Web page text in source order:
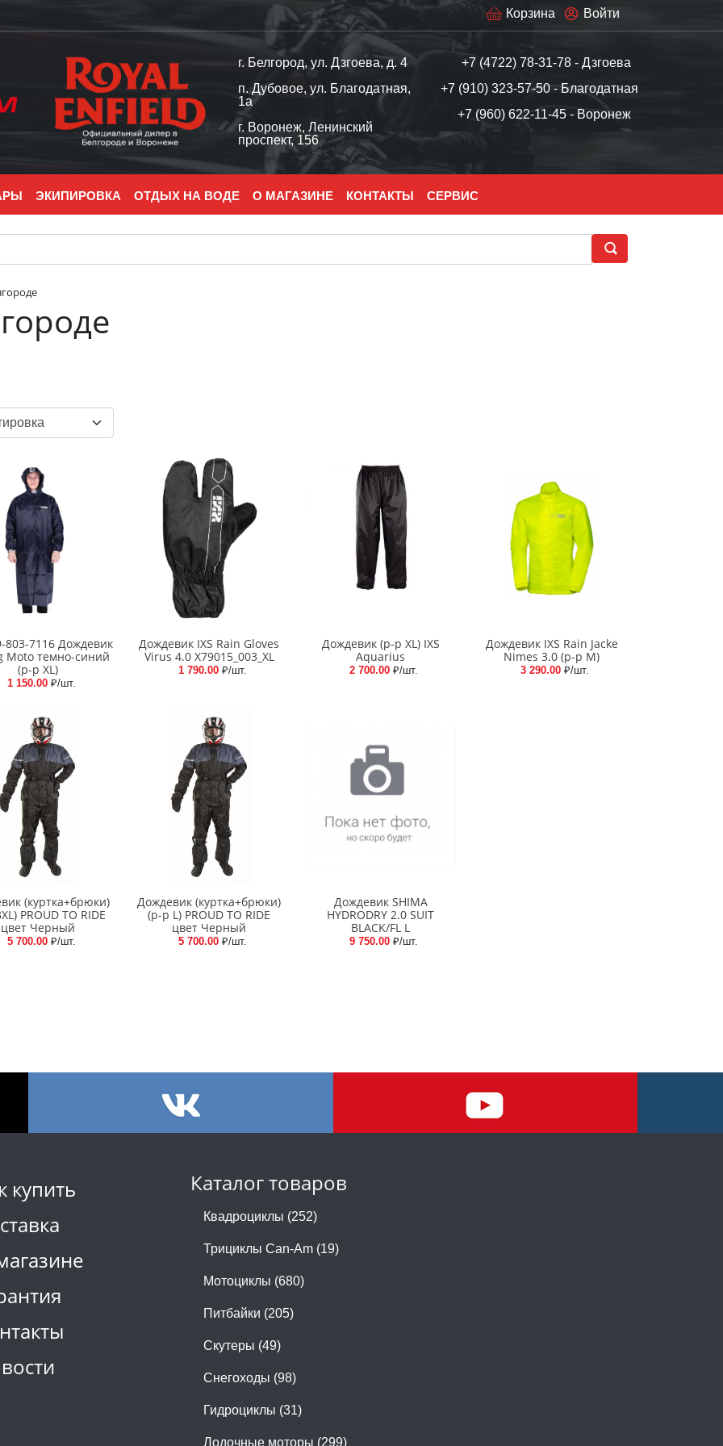
Войти
Корзина
г. Белгород, ул. Дзгоева, д. 4
п. Дубовое, ул. Благодатная,
1а
г. Воронеж, Ленинский
проспект, 156
+7 (4722) 78-31-78 - Дзгоева
+7 (910) 323-57-50 - Благодатная
+7 (960) 622-11-45 - Воронеж
ЭКИПИРОВКА ОТДЫХ НА ВОДЕ О МАГАЗИНЕ КОНТАКТЫ СЕРВИС
803-7116 Дождевик
Moto темно-синий
(р-р XL)
1 150.00 ₽/шт.
Дождевик IXS Rain Gloves
Virus 4.0 X79015_003_XL
1 790.00 ₽/шт.
Дождевик (р-р XL) IXS
Aquarius
2 700.00₽/шт.
Дождевик IXS Rain Jacke
Nimes 3.0 (р-р M)
3 290.00₽/шт.
(куртка+брюки)
PROUD TO RIDE
цвет Черный
5 700.00 ₽/шт.
Дождевик (куртка+брюки)
(р-р L) PROUD TO RIDE
цвет Черный
5 700.00 ₽/шт.
Дождевик SHIMA
HYDRODRY 2.0 SUIT
BLACK/FL L
9 750.00₽/шт.
купить
Каталог товаров
Квадроциклы (252)
Трициклы Can-Am (19)
Мотоциклы (680)
Питбайки (205)
Скутеры (49)
Снегоходы (98)
Гидроциклы (31)
Лодочные моторы (299)